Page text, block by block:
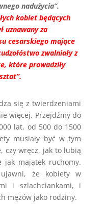
nadużycia”.
kobiet będących
uznawany za
cesarskiego mające
zwalniały z
które prowadziły
się z twierdzeniami
więcej. Przejdźmy do
lat, od 500 do 1500
musiały być w tym
czy wręcz, jak to lubią
jak majątek ruchomy.
że kobiety w
i szlachciankami, i
mężów jako rodziny.